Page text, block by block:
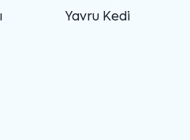
Yavru Kedi